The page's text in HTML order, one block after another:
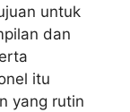
untuk
dan
itu
yang rutin